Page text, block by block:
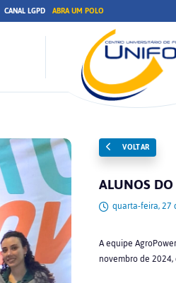
CANAL LGPD ABRA UM POLO
VOLTAR
ALUNOS
quarta-feira, 27
A equipe
novembro de